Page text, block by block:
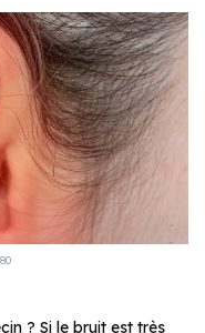
? Si le bruit est très